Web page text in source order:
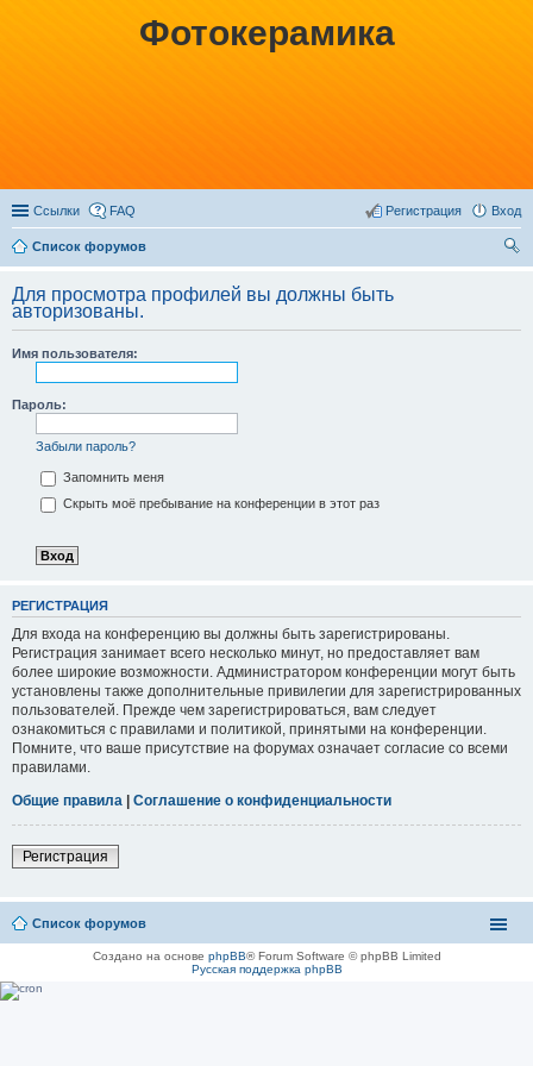
Фотокерамика
Ссылки FAQ Вход
Регистрация
Список форумов
Для просмотра профилей вы должны быть
авторизованы.
Имя пользователя:
Пароль:
Забыли пароль?
Запомнить меня
Скрыть моё пребывание на конференции в этот раз
РЕГИСТРАЦИЯ
Для входа на конференцию вы должны быть зарегистрированы.
Регистрация занимает всего несколько минут, но предоставляет вам
более широкие возможности. Администратором конференции могут быть
установлены также дополнительные привилегии для зарегистрированных
пользователей. Прежде чем зарегистрироваться, вам следует
ознакомиться с правилами и политикой, принятыми на конференции.
Помните, что ваше присутствие на форумах означает согласие со всеми
правилами.
Общие правила | Соглашение о конфиденциальности
Регистрация
Список форумов
Создано на основе phpBB® Forum Software © phpBB Limited
Русская поддержка phpBB